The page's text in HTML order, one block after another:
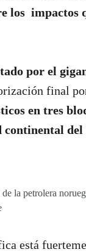
los impactos
por el
final
en tres
continental
la petrolera
está